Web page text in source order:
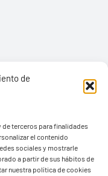
de
terceros para finalidades
el contenido
sociales y mostrarle
a partir de sus hábitos de
nuestra política de cookies